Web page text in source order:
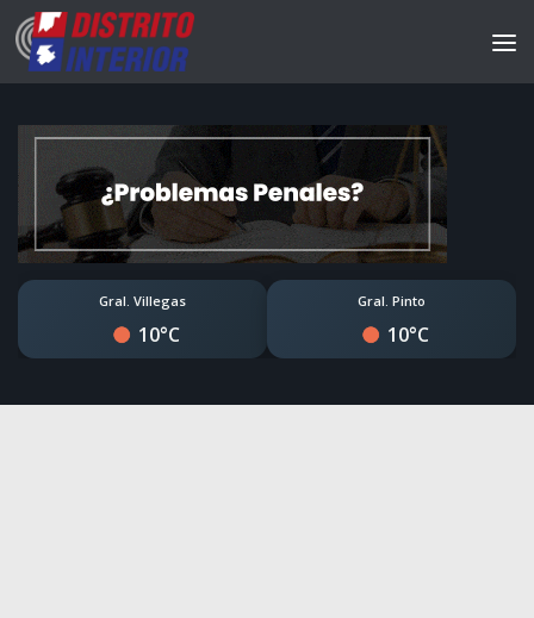
Gral. Villegas
10°C
Gral. Pinto
10°C